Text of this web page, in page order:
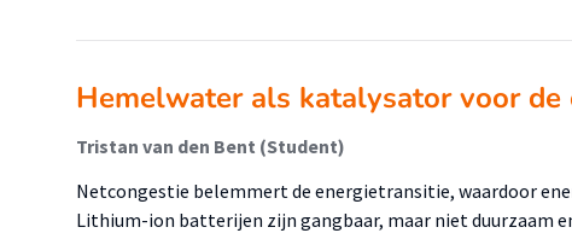
Hemelwater als katalysator voor de
Tristan van den Bent (Student)
Netcongestie belemmert de energietransitie, waardoor
Lithium-ion batterijen zijn gangbaar, maar niet duurzaam